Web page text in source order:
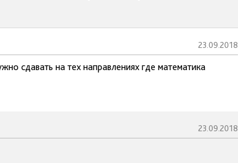
23.09.2018
сдавать на тех направлениях где математика
23.09.2018